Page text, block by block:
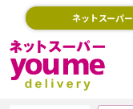
ネットスーパー